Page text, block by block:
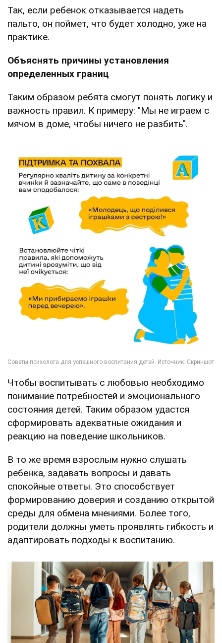
Так, если ребенок отказывается надеть
пальто, он поймет, что будет холодно, уже на
практике.
Объяснять причины установления
определенных границ
Таким образом ребята смогут понять логику и
важность правил. К примеру: "Мы не играем с
мячом в доме, чтобы ничего не разбить".
Чтобы воспитывать с любовью необходимо
понимание потребностей и эмоционального
состояния детей. Таким образом удастся
сформировать адекватные ожидания и
реакцию на поведение школьников.
В то же время взрослым нужно слушать
ребенка, задавать вопросы и давать
спокойные ответы. Это способствует
формированию доверия и созданию открытой
среды для обмена мнениями. Более того,
родители должны уметь проявлять гибкость и
адаптировать подходы к воспитанию.